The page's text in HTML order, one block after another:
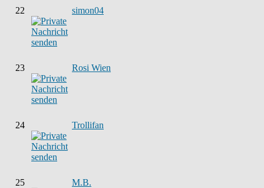
22 simon04
23 Rosi Wien
24 Trollifan
25 M.B.